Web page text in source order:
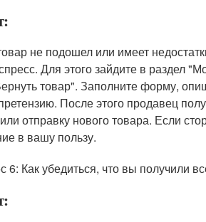
не подошел или имеет
Для этого зайдите в раздел
товар". Заполните форму,
После этого продавец
отправку нового товара. Если
в вашу пользу.
6: Как убедиться, что вы получили